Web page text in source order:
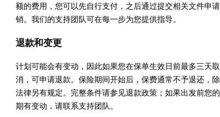
额的费用，您可以先自行支付，之后通过提交相关文件申
销。我们的支持团队可在每一步为您提供指导。
退款和变更
计划可能会有变动，因此如果您在保单生效日前最多三天取
消，可申请退款。保险期间开始后，保费通常不予退还，
法律另有规定。完整条件请参见退款政策；如果出发前您
期有变动，请联系支持团队。